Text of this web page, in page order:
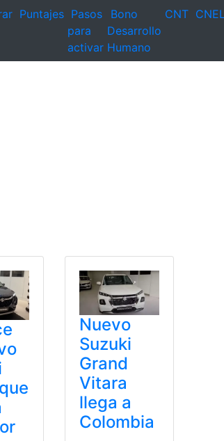
Puntajes Pasos
para
activar
Bono
Desarrollo
Humano
CNT
Nuevo
Suzuki
Grand
Vitara
llega a
Colombia